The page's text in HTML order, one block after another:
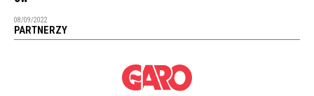
08/09/2022
PARTNERZY